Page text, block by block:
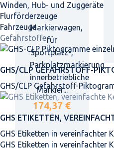
Winden, Hub- und Zuggeräte
Flurförderzeuge
Fahrzeuge
Gefahrstoffe
GHS/CLP GEFAHRSTOFF-
GHS/CLP Gefahrstoff-
GHS ETIKETTEN,
GHS Etiketten in vereinfachter
GHS Etiketten in vereinfachter
Markierwagen,
für
Sportplatz-,
Parkplatzmarkierung,
innerbetriebliche
Markier...
174,37 €